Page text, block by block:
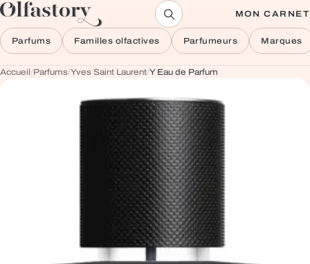
Aller au contenu MON CARNET
Parfums Familles olfactives Parfumeurs Marques
Accueil/Parfums/Yves Saint Laurent/Y Eau de Parfum